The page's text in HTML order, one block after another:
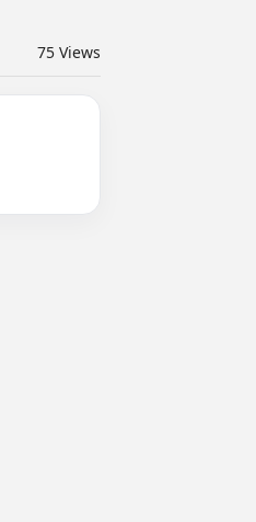
75 Views